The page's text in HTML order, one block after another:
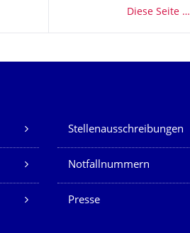
Diese Seite …
Stellenausschreibungen
Notfallnummern
Presse